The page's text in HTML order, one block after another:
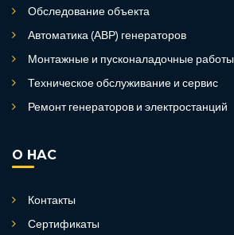
Обследование объекта
Автоматика (АВР) генераторов
Монтажные и пусконаладочные работы
Техническое обслуживание и сервис
Ремонт генераторов и электростанций
О НАС
Контакты
Сертификаты